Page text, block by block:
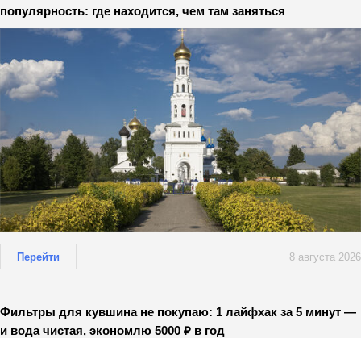
популярность: где находится, чем там заняться
Перейти 8 августа 2026
Фильтры для кувшина не покупаю: 1 лайфхак за 5 минут —
и вода чистая, экономлю 5000 ₽ в год